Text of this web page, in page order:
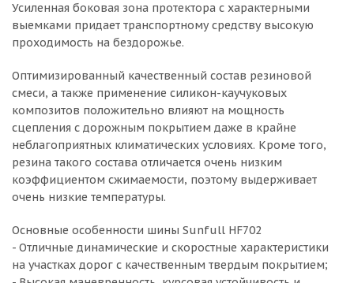
Усиленная боковая зона протектора с характерными
выемками придает транспортному средству высокую
проходимость на бездорожье.
Оптимизированный качественный состав резиновой
смеси, а также применение силикон-каучуковых
композитов положительно влияют на мощность
сцепления с дорожным покрытием даже в крайне
неблагоприятных климатических условиях. Кроме того,
резина такого состава отличается очень низким
коэффициентом сжимаемости, поэтому выдерживает
очень низкие температуры.
Основные особенности шины Sunfull HF702
- Отличные динамические и скоростные характеристики
на участках дорог с качественным твердым покрытием;